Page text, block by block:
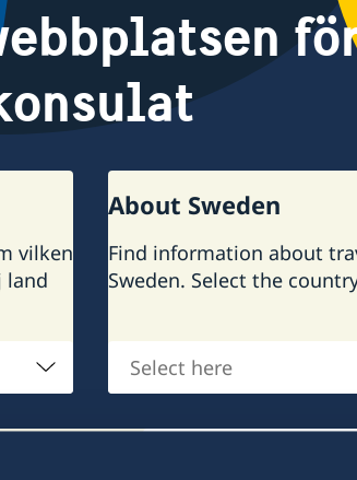
vilken
land
About Sweden
Find information about
Sweden. Select the
here
Välj